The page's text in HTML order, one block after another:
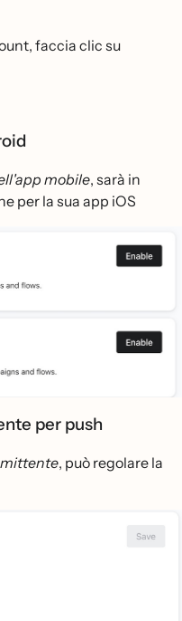
faccia clic su
mobile, sarà in
per la sua app iOS
per push
, può regolare la